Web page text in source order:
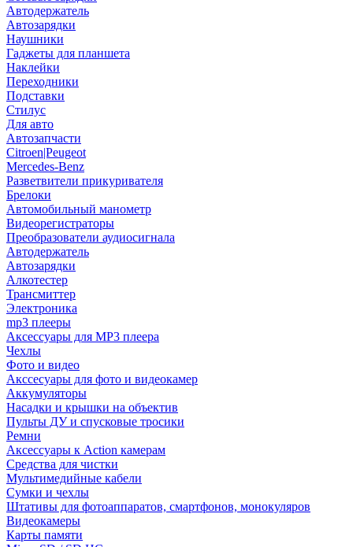
Автодержатель
Автозарядки
Наушники
Гаджеты для планшета
Наклейки
Переходники
Подставки
Стилус
Для авто
Автозапчасти
Citroen|Peugeot
Mercedes-Benz
Разветвители прикуривателя
Брелоки
Автомобильный манометр
Видеорегистраторы
Преобразователи аудиосигнала
Автодержатель
Автозарядки
Алкотестер
Трансмиттер
Электроника
mp3 плееры
Аксессуары для MP3 плеера
Чехлы
Фото и видео
Акссесуары для фото и видеокамер
Аккумуляторы
Насадки и крышки на объектив
Пульты ДУ и спусковые тросики
Ремни
Аксессуары к Action камерам
Средства для чистки
Мультимедийные кабели
Сумки и чехлы
Штативы для фотоаппаратов, смартфонов, монокуляров
Видеокамеры
Карты памяти